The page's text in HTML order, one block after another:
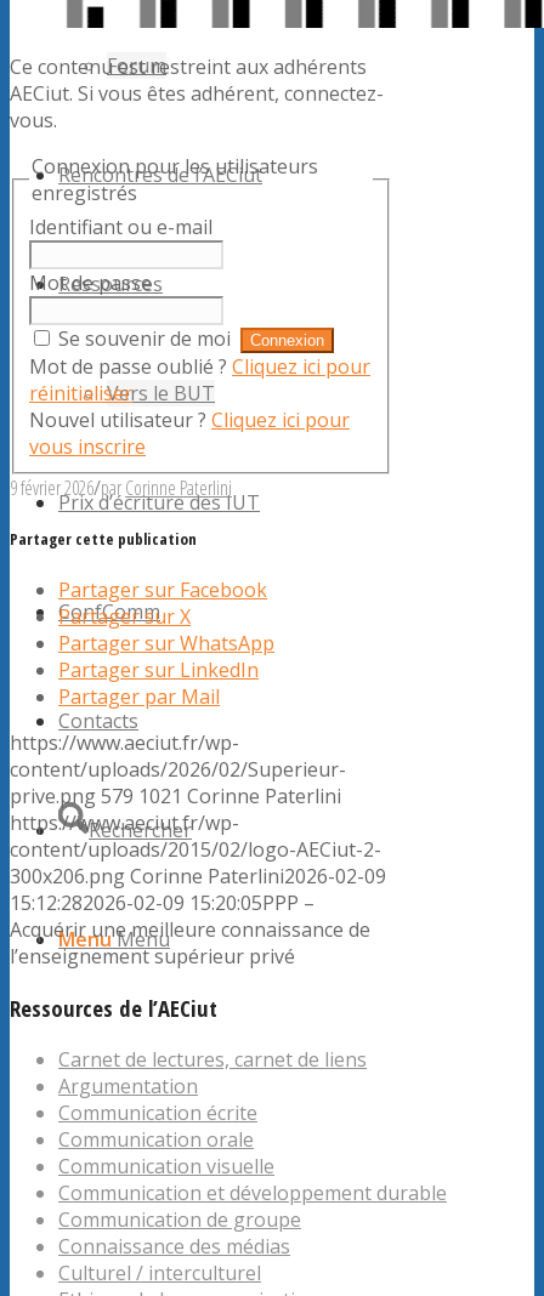
Forum
Rencontres de l’AECiut
Ressources
Vers le BUT
Prix d’écriture des IUT
ConfComm
Contacts
Rechercher
Menu Menu
Ce contenu est restreint aux adhérents
AECiut. Si vous êtes adhérent, connectez-
vous.
Connexion pour les utilisateurs
enregistrés
Identifiant ou e-mail
Mot de passe
Se souvenir de moi
Mot de passe oublié ? Cliquez ici pour
réinitialiser
Nouvel utilisateur ? Cliquez ici pour
vous inscrire
9 février 2026/parCorinne Paterlini
Partager cette publication
Partager sur Facebook
Partager sur X
Partager sur WhatsApp
Partager sur LinkedIn
Partager par Mail
https://www.aeciut.fr/wp-
content/uploads/2026/02/Superieur-
prive.png579 1021 Corinne Paterlini
https://www.aeciut.fr/wp-
content/uploads/2015/02/logo-AECiut-2-
300x206.pngCorinne Paterlini2026-02-09
15:12:282026-02-09 15:20:05PPP –
Acquérir une meilleure connaissance de
l’enseignement supérieur privé
Ressources de l’AECiut
Carnet de lectures, carnet de liens
Argumentation
Communication écrite
Communication orale
Communication visuelle
Communication et développement durable
Communication de groupe
Connaissance des médias
Culturel / interculturel